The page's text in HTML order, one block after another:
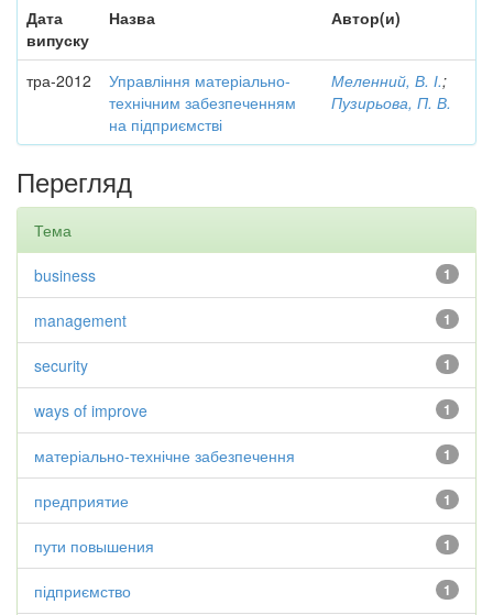
Дата
випуску
Назва Автор(и)
тра-2012
Управління матеріально-
технічним забезпеченням
на підприємстві
Меленний, В. І.;
Пузирьова, П. В.
Перегляд
Тема
1
business
1
management
1
security
1
ways of improve
1
матеріально-технічне забезпечення
1
предприятие
1
пути повышения
1
підприємство